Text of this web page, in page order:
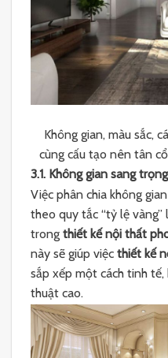
Không gian, màu sắc,
cùng cấu tạo nên tân
3.1. Không gian sang trọng
Việc phân chia không
theo quy tắc “tỷ lệ
trong thiết kế nội thất
này sẽ giúp việc thiết kế
sắp xếp một cách tinh
thuật cao.